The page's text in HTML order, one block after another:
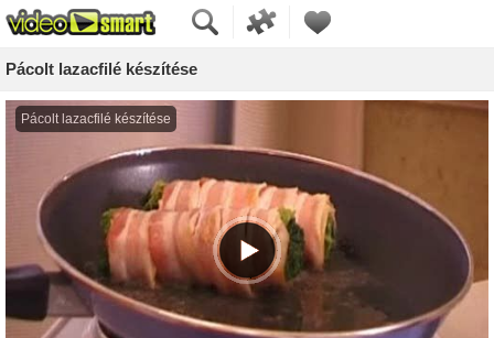
Pácolt lazacfilé készítése